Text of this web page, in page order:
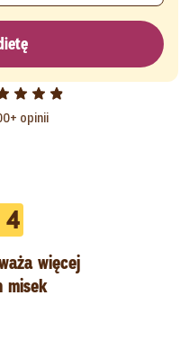
opinii
4
więcej
misek